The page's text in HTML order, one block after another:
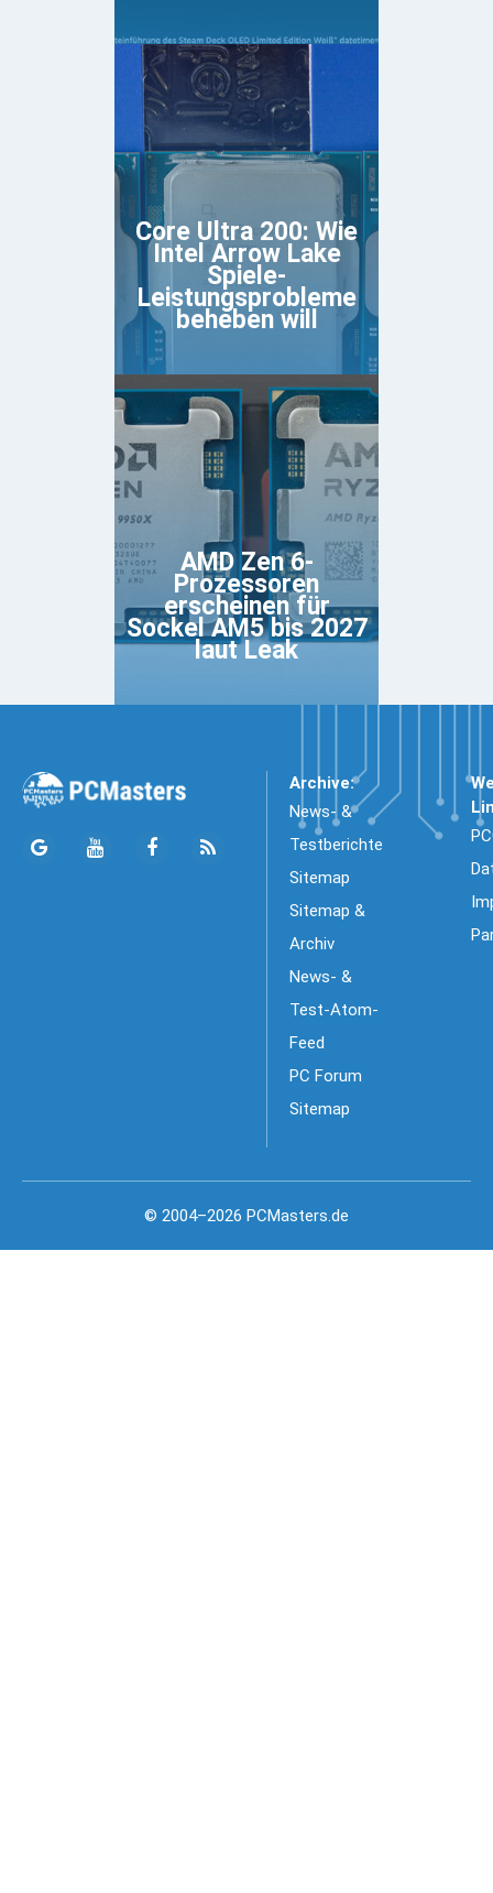
Core Ultra 200: Wie
Intel Arrow Lake
Spiele-
Leistungsprobleme
beheben will
AMD Zen 6-
Prozessoren
erscheinen für
Sockel AM5 bis 2027
laut Leak
Archive:
News- &
Testberichte
Sitemap
Sitemap &
Archiv
News- &
Test-Atom-
Feed
PC Forum
Sitemap
© 2004–2026 PCMasters.de